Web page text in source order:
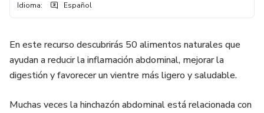
Idioma: Español
En este recurso descubrirás 50 alimentos naturales que
ayudan a reducir la inflamación abdominal, mejorar la
digestión y favorecer un vientre más ligero y saludable.
Muchas veces la hinchazón abdominal está relacionada con